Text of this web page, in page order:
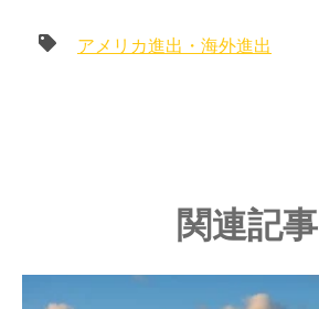
アメリカ進出・海外進出
関連記事